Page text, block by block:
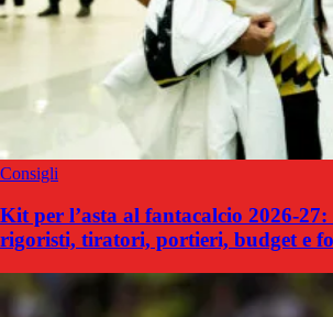
Consigli
Kit per l’asta al fantacalcio 2026-
rigoristi, tiratori, portieri, budget e